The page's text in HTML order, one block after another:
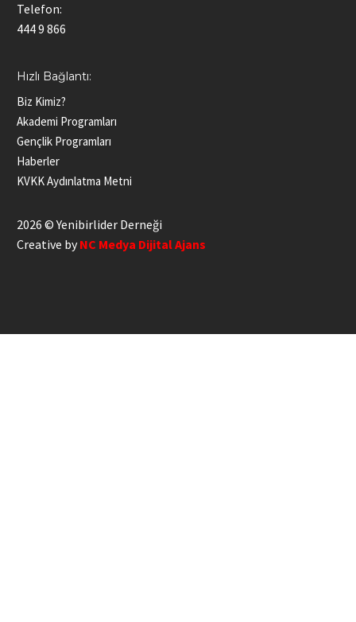
Telefon:
444 9 866
Hızlı Bağlantı:
Biz Kimiz?
Akademi Programları
Gençlik Programları
Haberler
KVKK Aydınlatma Metni
2026 © Yenibirlider Derneği
Creative by NC Medya Dijital Ajans